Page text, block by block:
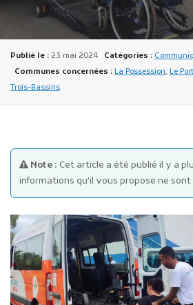
Plans d'accès
Publié le : 23 mai 2024 Catégories :
Communes concernées : La Possession,Le
Trois-Bassins
Note : Cet article a été publié il y a
informations qu'il vous propose ne